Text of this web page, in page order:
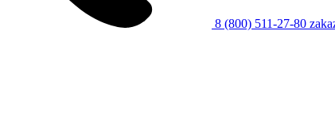
8 (800) 511-27-80